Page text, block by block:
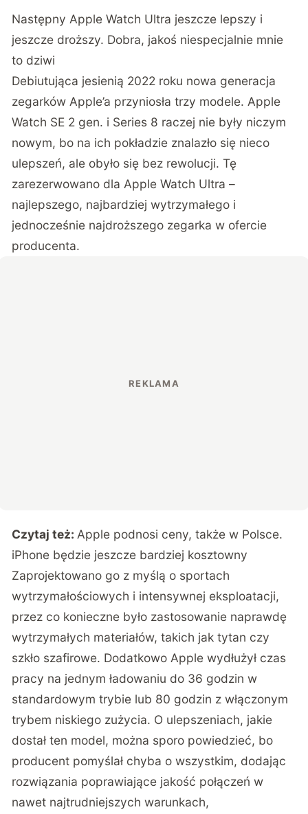
Następny Apple Watch Ultra jeszcze lepszy i
jeszcze droższy. Dobra, jakoś niespecjalnie mnie
to dziwi
Debiutująca jesienią 2022 roku nowa generacja
zegarków Apple’a przyniosła trzy modele. Apple
Watch SE 2 gen. i Series 8 raczej nie były niczym
nowym, bo na ich pokładzie znalazło się nieco
ulepszeń, ale obyło się bez rewolucji. Tę
zarezerwowano dla Apple Watch Ultra –
najlepszego, najbardziej wytrzymałego i
jednocześnie najdroższego zegarka w ofercie
producenta.
Czytaj też: Apple podnosi ceny, także w Polsce.
iPhone będzie jeszcze bardziej kosztowny
Zaprojektowano go z myślą o sportach
wytrzymałościowych i intensywnej eksploatacji,
przez co konieczne było zastosowanie naprawdę
wytrzymałych materiałów, takich jak tytan czy
szkło szafirowe. Dodatkowo Apple wydłużył czas
pracy na jednym ładowaniu do 36 godzin w
standardowym trybie lub 80 godzin z włączonym
trybem niskiego zużycia. O ulepszeniach, jakie
dostał ten model, można sporo powiedzieć, bo
producent pomyślał chyba o wszystkim, dodając
rozwiązania poprawiające jakość połączeń w
nawet najtrudniejszych warunkach,